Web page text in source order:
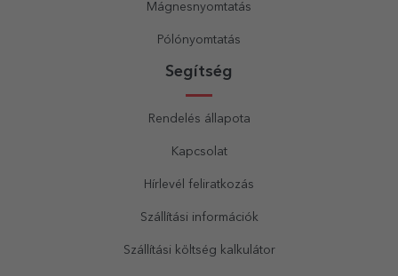
Mágnesnyomtatás
Pólónyomtatás
Segítség
Rendelés állapota
Kapcsolat
Hírlevél feliratkozás
Szállítási információk
Szállítási költség kalkulátor